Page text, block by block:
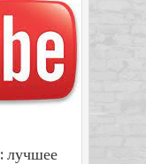
лучшее